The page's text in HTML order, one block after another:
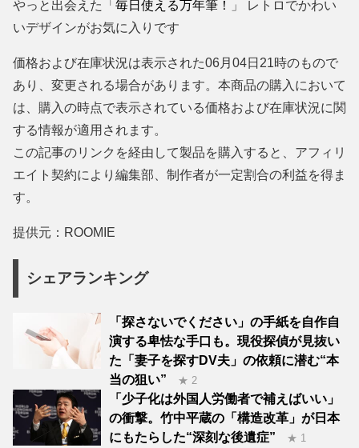
やっと出会えた「 毎日使える万年筆！
」 レトロでかわい
いデザインがお気に入りです
価格および在庫状況は表示された06月04日21時のもので
あり、変更される場合があります。本商品の購入において
は、購入の時点で表示されている価格および在庫状況に関
する情報が適用されます。
この記事のリンクを経由して製品を購入すると、アフィリ
エイト契約により編集部、制作者が一定割合の利益を得ま
す。
提供元：ROOMIE
シェアランキング
「探さないでください」の手紙を自作自
演する卑怯な手口も。現役探偵が見抜い
た「妻子を探すDV夫」の依頼に潜む“本
当の狙い”
★ 2
「少子化は外国人労働者で補えばいい」
の衝撃。竹中平蔵の「構造改革」が日本
にもたらした“深刻な後遺症”
★ 1